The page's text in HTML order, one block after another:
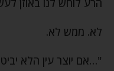
לא. ממש לא.
"…אם יוצר עין הלא